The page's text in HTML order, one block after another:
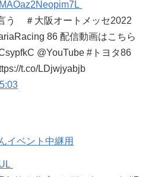
う ＃大阪オートメッセ2022
86 配信動画はこちら
@YouTube #トヨタ86
t.co/LDjwjyabjb
イベント中継用